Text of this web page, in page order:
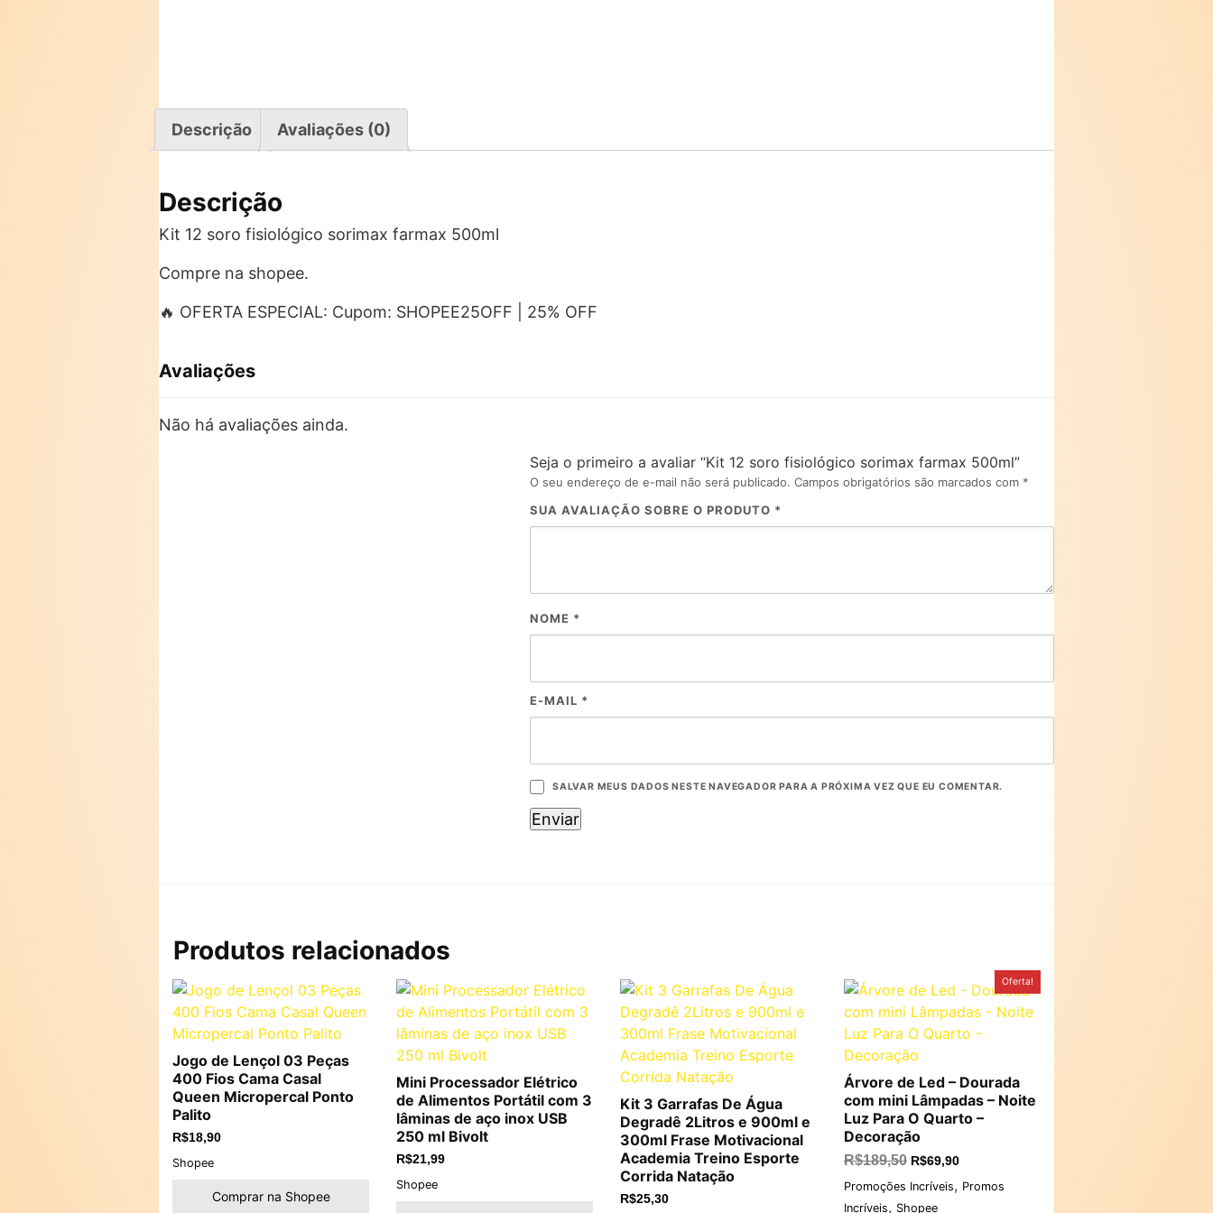
Descrição Avaliações (0)
Descrição
Kit 12 soro fisiológico sorimax farmax 500ml
Compre na shopee.
🔥 OFERTA ESPECIAL: Cupom: SHOPEE25OFF | 25% OFF
Avaliações
Não há avaliações ainda.
Seja o primeiro a avaliar “Kit 12 soro fisiológico sorimax farmax 500ml”
O seu endereço de e-mail não será publicado. Campos obrigatórios são marcados com *
SUA AVALIAÇÃO SOBRE O PRODUTO *
NOME *
E-MAIL *
SALVAR MEUS DADOS NESTE NAVEGADOR PARA A PRÓXIMA VEZ QUE EU COMENTAR.
Produtos relacionados
Jogo de Lençol 03 Peças
400 Fios Cama Casal
Queen Micropercal Ponto
Palito
R$18,90
Shopee
Comprar na Shopee
Mini Processador Elétrico
de Alimentos Portátil com 3
lâminas de aço inox USB
250 ml Bivolt
R$21,99
Shopee
Kit 3 Garrafas De Água
Degradê 2Litros e 900ml e
300ml Frase Motivacional
Academia Treino Esporte
Corrida Natação
R$25,30
Oferta!
Árvore de Led – Dourada
com mini Lâmpadas – Noite
Luz Para O Quarto –
Decoração
R$189,50
preço
original
era:
R$189,50.
R$69,90
preço
atual
é:
R$69,90.
Promoções Incríveis, Promos
Incríveis, Shopee